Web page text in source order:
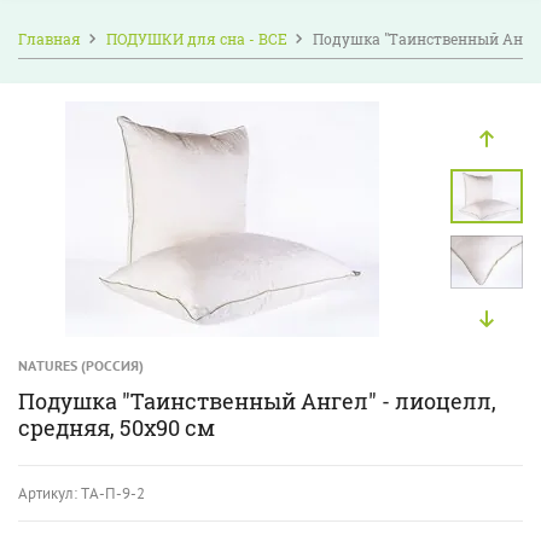
Главная ПОДУШКИ для сна - ВСЕ Подушка "Таинственный
NATURES (РОССИЯ)
Подушка "Таинственный Ангел" - лиоцелл,
средняя, 50х90 см
Артикул:ТА-П-9-2